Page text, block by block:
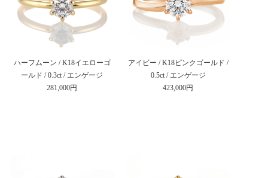
ハーフムーン / K18イエローゴ
ールド / 0.3ct / エンゲージ
281,000円
アイビー / K18ピンクゴールド /
0.5ct / エンゲージ
423,000円